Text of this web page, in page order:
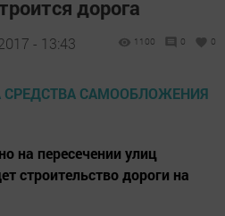
дорога
- 13:43 1100 0 0
на пересечении улиц
строительство дороги на